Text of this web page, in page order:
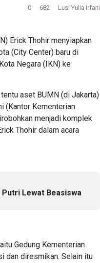
0 682 Lusi Yulia Irfani
Erick Thohir menyiapkan
(City Center) baru di
Negara (IKN) ke
aset BUMN (di Jakarta)
(Kantor Kementerian
menjadi komplek
Thohir dalam acara
Lewat Beasiswa
Gedung Kementerian
dan diresmikan. Selain itu